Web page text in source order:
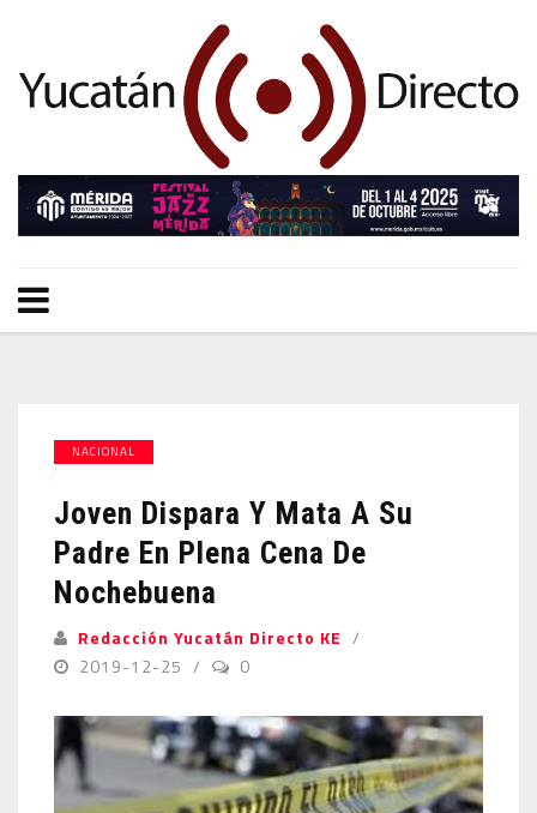
NACIONAL
Joven Dispara Y Mata A Su
Padre En Plena Cena De
Nochebuena
Redacción Yucatán Directo KE
2019-12-25
0